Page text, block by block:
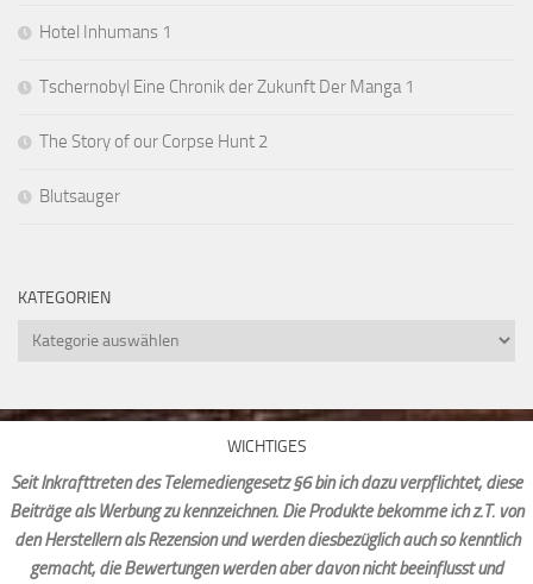
Hotel Inhumans 1
Tschernobyl Eine Chronik der Zukunft Der Manga 1
The Story of our Corpse Hunt 2
Blutsauger
KATEGORIEN
Kategorien
WICHTIGES
Seit Inkrafttreten des Telemediengesetz §6 bin ich dazu verpflichtet, diese
Beiträge als Werbung zu kennzeichnen. Die Produkte bekomme ich z.T. von
den Herstellern als Rezension und werden diesbezüglich auch so kenntlich
gemacht, die Bewertungen werden aber davon nicht beeinflusst und